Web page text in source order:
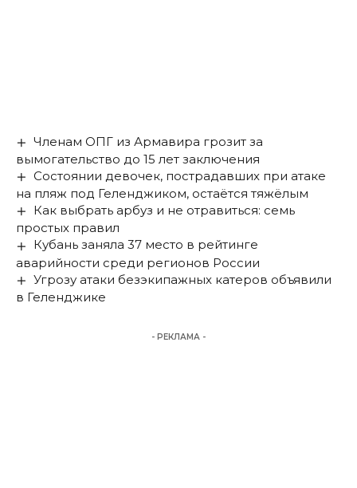
Членам ОПГ из Армавира грозит за
вымогательство до 15 лет заключения
Состоянии девочек, пострадавших при атаке
на пляж под Геленджиком, остаётся тяжёлым
Как выбрать арбуз и не отравиться: семь
простых правил
Кубань заняла 37 место в рейтинге
аварийности среди регионов России
Угрозу атаки безэкипажных катеров объявили
в Геленджике
- РЕКЛАМА -